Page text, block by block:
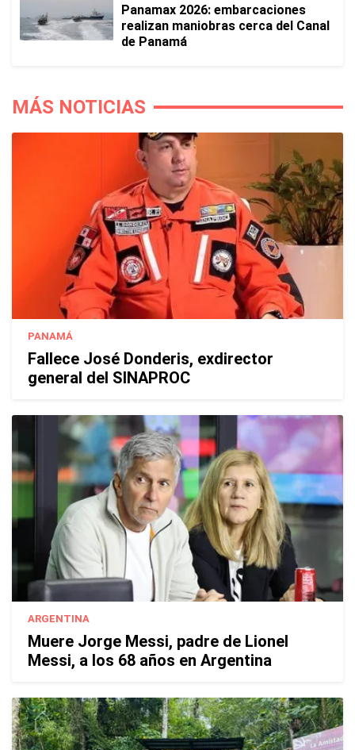
Panamax 2026: embarcaciones
realizan maniobras cerca del Canal
de Panamá
MÁS NOTICIAS
PANAMÁ
Fallece José Donderis, exdirector
general del SINAPROC
ARGENTINA
Muere Jorge Messi, padre de Lionel
Messi, a los 68 años en Argentina